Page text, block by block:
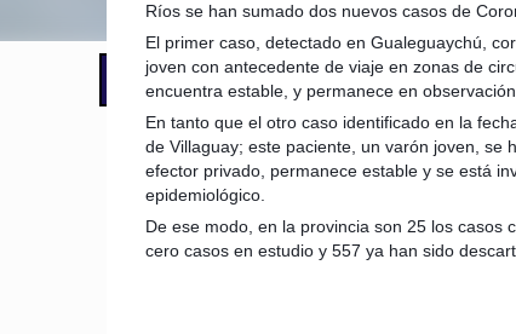
📢 LO ÚLTIMO El Gobierno postergó la reunión
Ríos se han sumado dos nuevos casos de
El primer caso, detectado en Gualeguaychú,
joven con antecedente de viaje en zonas de
encuentra estable, y permanece en
En tanto que el otro caso identificado en la
de Villaguay; este paciente, un varón joven, se
efector privado, permanece estable y se está
epidemiológico.
De ese modo, en la provincia son 25 los casos
cero casos en estudio y 557 ya han sido